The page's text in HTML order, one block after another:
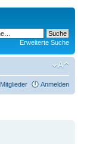
Erweiterte Suche
Mitglieder Anmelden